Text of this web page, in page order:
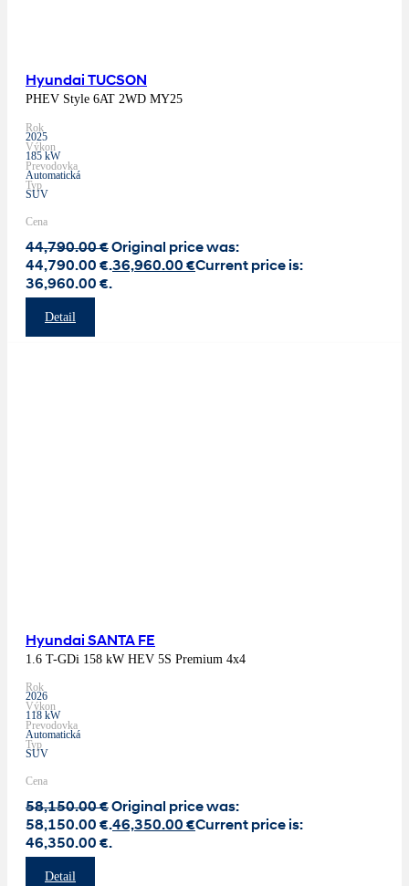
Hyundai TUCSON
PHEV Style 6AT 2WD MY25
Rok
2025
Výkon
185 kW
Prevodovka
Automatická
Typ
SUV
Cena
44,790.00€Original price was:
44,790.00 €.36,960.00 €Current price is:
36,960.00 €.
Detail
Hyundai SANTA FE
1.6 T-GDi 158 kW HEV 5S Premium 4x4
Rok
2026
Výkon
118 kW
Prevodovka
Automatická
Typ
SUV
Cena
58,150.00€Original price was:
58,150.00 €.46,350.00 €Current price is:
46,350.00 €.
Detail